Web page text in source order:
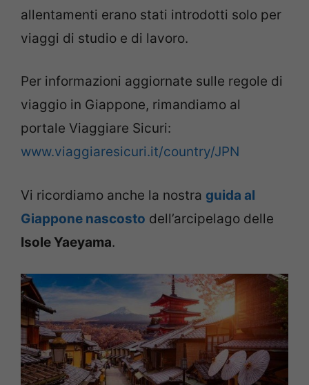
allentamenti erano stati introdotti solo per
viaggi di studio e di lavoro.
Per informazioni aggiornate sulle regole di
viaggio in Giappone, rimandiamo al
portale Viaggiare Sicuri:
www.viaggiaresicuri.it/country/JPN
Vi ricordiamo anche la nostra guida al
Giappone nascosto dell’arcipelago delle
Isole Yaeyama.